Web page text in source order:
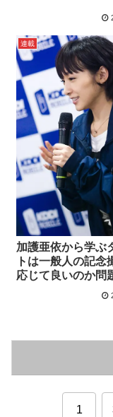
連載
加護亜依から学ぶ
トは一般人の記念
応じて良いのか問
ラァグクイーン・
1